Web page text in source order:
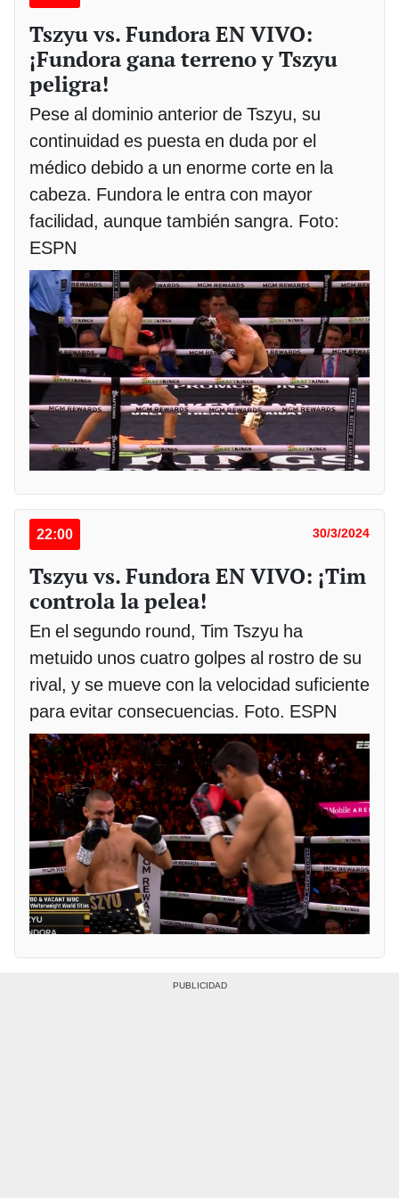
Tszyu vs. Fundora EN VIVO:
¡Fundora gana terreno y Tszyu
peligra!
Pese al dominio anterior de Tszyu, su
continuidad es puesta en duda por el
médico debido a un enorme corte en la
cabeza. Fundora le entra con mayor
facilidad, aunque también sangra. Foto:
ESPN
22:00 30/3/2024
Tszyu vs. Fundora EN VIVO: ¡Tim
controla la pelea!
En el segundo round, Tim Tszyu ha
metuido unos cuatro golpes al rostro de su
rival, y se mueve con la velocidad suficiente
para evitar consecuencias. Foto. ESPN